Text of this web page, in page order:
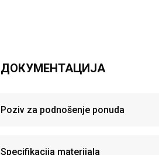
ДОКУМЕНТАЦИЈА
Poziv za podnošenje ponuda
Specifikacija materijala